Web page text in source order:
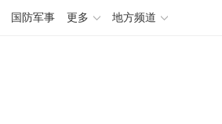
国防军事 更多 地方频道